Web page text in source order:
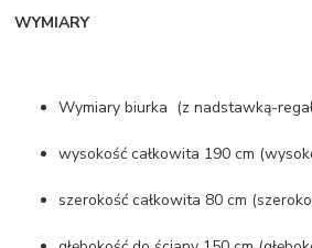
WYMIARY
Wymiary biurka (z nadstawką-
wysokość całkowita 190 cm
szerokość całkowita 80 cm